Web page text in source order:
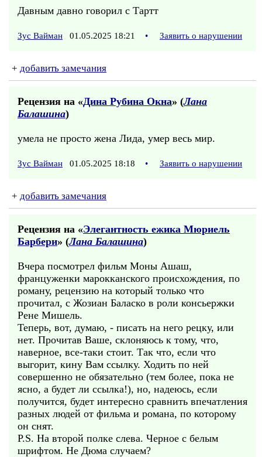
Давным давно говорил с Тартт
Зус Вайман 01.05.2025 18:21 • Заявить о нарушении
+ добавить замечания
Рецензия на «Дина Рубина Окна» (Лана
Балашина)
умела не просто жена Лида, умер весь мир.
Зус Вайман 01.05.2025 18:18 • Заявить о нарушении
+ добавить замечания
Рецензия на «Элегантность ежика Мюриель
Барбери» (Лана Балашина)
Вчера посмотрел фильм Моны Ашаш,
француженки марокканского происхождения, по
роману, рецензию на который только что
прочитал, с Жозиан Баласко в роли консьержки
Рене Мишель.
Теперь, вот, думаю, - писать на него рецку, или
нет. Прочитав Ваше, склоняюсь к тому, что,
наверное, все-таки стоит. Так что, если что
выгорит, кину Вам ссылку. Ходить по ней
совершенно не обязательно (тем более, пока не
ясно, а будет ли ссылка!), но, надеюсь, если
получится, будет интересно сравнить впечатления
разных людей от фильма и романа, по которому
он снят.
P.S. На второй полке слева. Черное с белым
шрифтом. Не Дюма случаем?